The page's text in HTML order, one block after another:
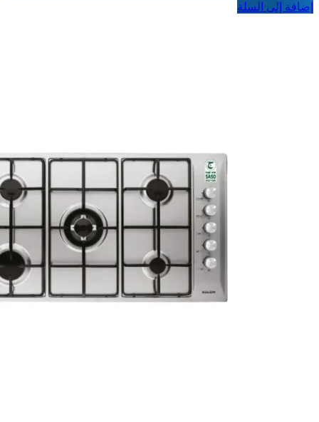
إضافة إلى السلة